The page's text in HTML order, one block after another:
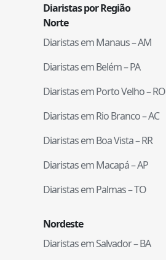
Diaristas por Região
Norte
Diaristas emManaus–AM
Diaristas emBelém–PA
Diaristas emPorto Velho–RO
Diaristas emRio Branco–AC
Diaristas emBoa Vista–RR
Diaristas emMacapá–AP
Diaristas emPalmas–TO
Nordeste
Diaristas emSalvador–BA